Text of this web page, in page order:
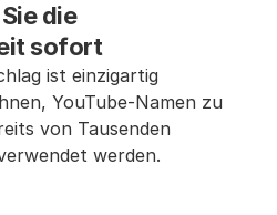
die
sofort
ist einzigartig
YouTube-Namen zu
von Tausenden
werden.